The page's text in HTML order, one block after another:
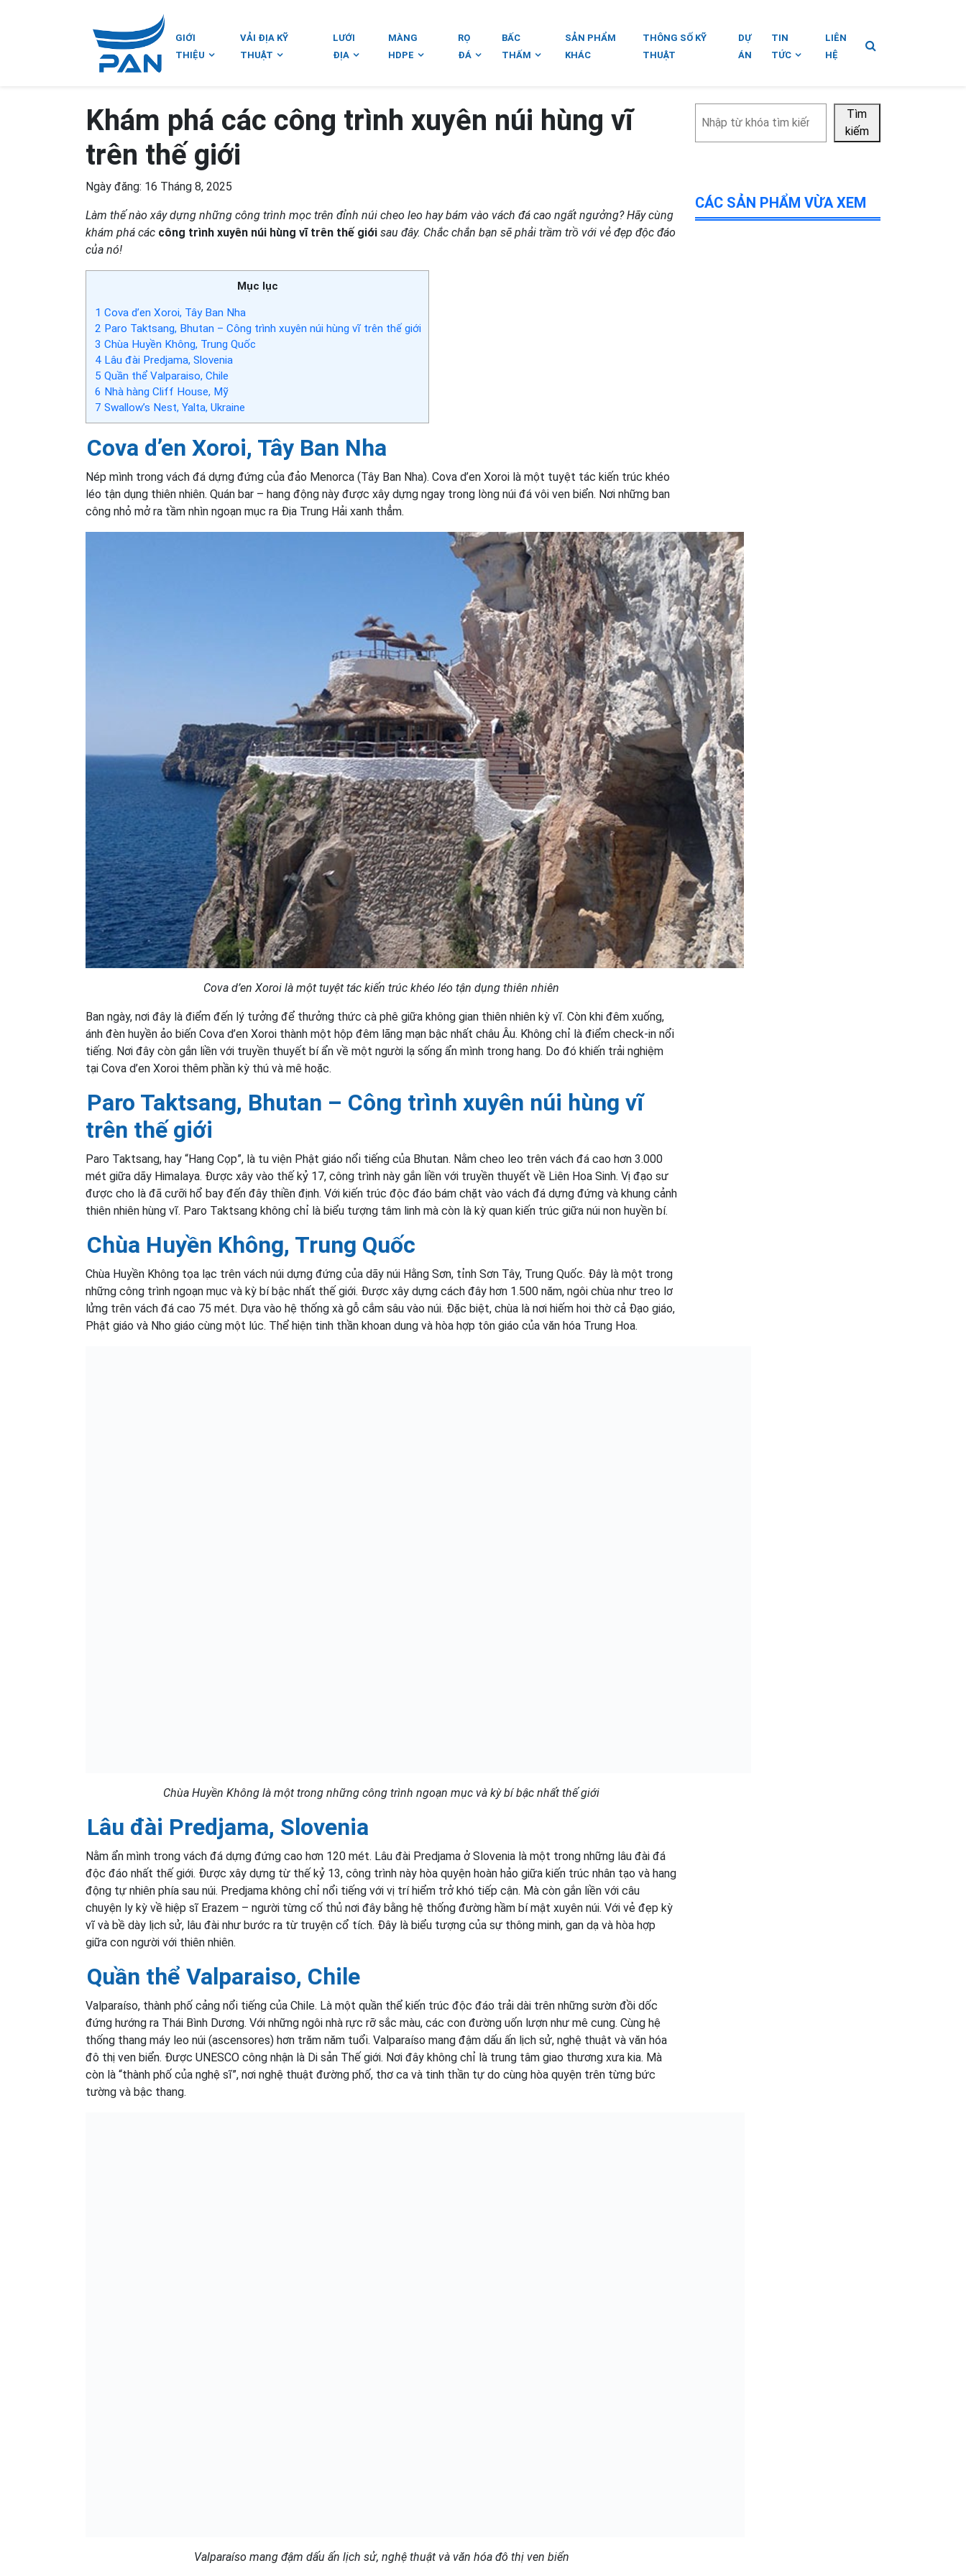
GIỚI
THIỆU
VẢI ĐỊA KỸ
THUẬT
LƯỚI
ĐỊA
MÀNG
HDPE
RỌ
ĐÁ
BẤC
THẤM
SẢN PHẨM
KHÁC
THÔNG SỐ KỸ
THUẬT
DỰ
ÁN
TIN
TỨC
LIÊN
HỆ
Khám phá các công trình xuyên núi hùng vĩ
trên thế giới
Ngày đăng: 16 Tháng 8, 2025
Làm thế nào xây dựng những công trình mọc trên đỉnh núi cheo leo hay bám vào vách đá cao ngất ngưởng? Hãy cùng
khám phá các công trình xuyên núi hùng vĩ trên thế giới sau đây. Chắc chắn bạn sẽ phải trầm trồ với vẻ đẹp độc đáo
của nó!
Mục lục
1 Cova d’en Xoroi, Tây Ban Nha
2 Paro Taktsang, Bhutan – Công trình xuyên núi hùng vĩ trên thế giới
3 Chùa Huyền Không, Trung Quốc
4 Lâu đài Predjama, Slovenia
5 Quần thể Valparaiso, Chile
6 Nhà hàng Cliff House, Mỹ
7 Swallow’s Nest, Yalta, Ukraine
Cova d’en Xoroi, Tây Ban Nha
Nép mình trong vách đá dựng đứng của đảo Menorca (Tây Ban Nha). Cova d’en Xoroi là một tuyệt tác kiến trúc khéo
léo tận dụng thiên nhiên. Quán bar – hang động này được xây dựng ngay trong lòng núi đá vôi ven biển. Nơi những ban
công nhỏ mở ra tầm nhìn ngoạn mục ra Địa Trung Hải xanh thẳm.
Cova d’en Xoroi là một tuyệt tác kiến trúc khéo léo tận dụng thiên nhiên
Ban ngày, nơi đây là điểm đến lý tưởng để thưởng thức cà phê giữa không gian thiên nhiên kỳ vĩ. Còn khi đêm xuống,
ánh đèn huyền ảo biến Cova d’en Xoroi thành một hộp đêm lãng mạn bậc nhất châu Âu. Không chỉ là điểm check-in nổi
tiếng. Nơi đây còn gắn liền với truyền thuyết bí ẩn về một người lạ sống ẩn mình trong hang. Do đó khiến trải nghiệm
tại Cova d’en Xoroi thêm phần kỳ thú và mê hoặc.
Paro Taktsang, Bhutan – Công trình xuyên núi hùng vĩ
trên thế giới
Paro Taktsang, hay “Hang Cọp”, là tu viện Phật giáo nổi tiếng của Bhutan. Nằm cheo leo trên vách đá cao hơn 3.000
mét giữa dãy Himalaya. Được xây vào thế kỷ 17, công trình này gắn liền với truyền thuyết về Liên Hoa Sinh. Vị đạo sư
được cho là đã cưỡi hổ bay đến đây thiền định. Với kiến trúc độc đáo bám chặt vào vách đá dựng đứng và khung cảnh
thiên nhiên hùng vĩ. Paro Taktsang không chỉ là biểu tượng tâm linh mà còn là kỳ quan kiến trúc giữa núi non huyền bí.
Chùa Huyền Không, Trung Quốc
Chùa Huyền Không tọa lạc trên vách núi dựng đứng của dãy núi Hằng Sơn, tỉnh Sơn Tây, Trung Quốc. Đây là một trong
những công trình ngoạn mục và kỳ bí bậc nhất thế giới. Được xây dựng cách đây hơn 1.500 năm, ngôi chùa như treo lơ
lửng trên vách đá cao 75 mét. Dựa vào hệ thống xà gỗ cắm sâu vào núi. Đặc biệt, chùa là nơi hiếm hoi thờ cả Đạo giáo,
Phật giáo và Nho giáo cùng một lúc. Thể hiện tinh thần khoan dung và hòa hợp tôn giáo của văn hóa Trung Hoa.
Chùa Huyền Không là một trong những công trình ngoạn mục và kỳ bí bậc nhất thế giới
Lâu đài Predjama, Slovenia
Nằm ẩn mình trong vách đá dựng đứng cao hơn 120 mét. Lâu đài Predjama ở Slovenia là một trong những lâu đài đá
độc đáo nhất thế giới. Được xây dựng từ thế kỷ 13, công trình này hòa quyện hoàn hảo giữa kiến trúc nhân tạo và hang
động tự nhiên phía sau núi. Predjama không chỉ nổi tiếng với vị trí hiểm trở khó tiếp cận. Mà còn gắn liền với câu
chuyện ly kỳ về hiệp sĩ Erazem – người từng cố thủ nơi đây bằng hệ thống đường hầm bí mật xuyên núi. Với vẻ đẹp kỳ
vĩ và bề dày lịch sử, lâu đài như bước ra từ truyện cổ tích. Đây là biểu tượng của sự thông minh, gan dạ và hòa hợp
giữa con người với thiên nhiên.
Quần thể Valparaiso, Chile
Valparaíso, thành phố cảng nổi tiếng của Chile. Là một quần thể kiến trúc độc đáo trải dài trên những sườn đồi dốc
đứng hướng ra Thái Bình Dương. Với những ngôi nhà rực rỡ sắc màu, các con đường uốn lượn như mê cung. Cùng hệ
thống thang máy leo núi (ascensores) hơn trăm năm tuổi. Valparaíso mang đậm dấu ấn lịch sử, nghệ thuật và văn hóa
đô thị ven biển. Được UNESCO công nhận là Di sản Thế giới. Nơi đây không chỉ là trung tâm giao thương xưa kia. Mà
còn là “thành phố của nghệ sĩ”, nơi nghệ thuật đường phố, thơ ca và tinh thần tự do cùng hòa quyện trên từng bức
tường và bậc thang.
Valparaíso mang đậm dấu ấn lịch sử, nghệ thuật và văn hóa đô thị ven biển
kiếm
Tìm
kiếm
CÁC SẢN PHẨM VỪA XEM